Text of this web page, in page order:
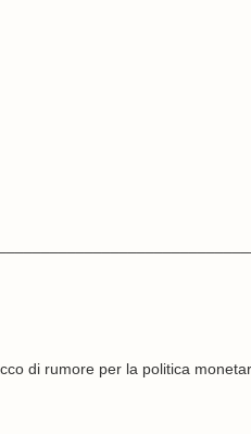
di rumore per la politica